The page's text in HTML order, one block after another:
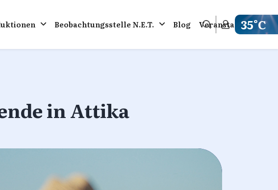
Beobachtungsstelle N.E.T. Blog Veranstaltungen
35°C
Get
in Attika